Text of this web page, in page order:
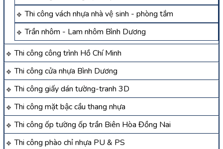
Thi công vách nhựa nhà vệ sinh - phòng tắm
Trần nhôm - Lam nhôm Bình Dương
Thi công công trình Hồ Chí Minh
Thi công cửa nhựa Bình Dương
Thi công giấy dán tường-tranh 3D
Thi công mặt bậc cầu thang nhựa
Thi công ốp tường ốp trần Biên Hòa Đồng Nai
Thi công phào chỉ nhựa PU & PS